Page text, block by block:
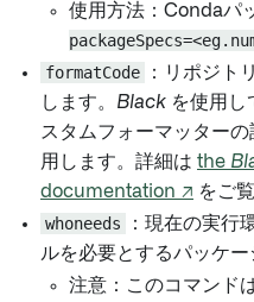
使用方法：Condaパ
formatCode
：リポジト
します。 Black を使用し
スタムフォーマッターの
用します。詳細は the
documentation ↗ をご
whoneeds
：現在の実行
ルを必要とするパッケー
注意：このコマンド